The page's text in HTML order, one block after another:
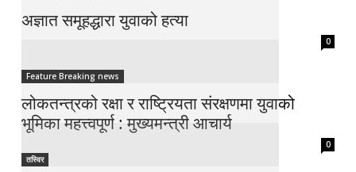
अज्ञात समूहद्धारा युवाको हत्या
0
Feature Breaking news
लोकतन्त्रको रक्षा र राष्ट्रियता संरक्षणमा युवाको
भूमिका महत्त्वपूर्ण : मुख्यमन्त्री आचार्य
0
तस्विर